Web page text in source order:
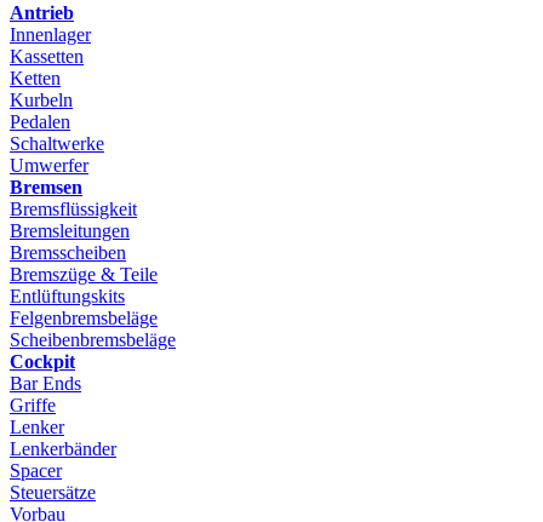
Antrieb
Innenlager
Kassetten
Ketten
Kurbeln
Pedalen
Schaltwerke
Umwerfer
Bremsen
Bremsflüssigkeit
Bremsleitungen
Bremsscheiben
Bremszüge & Teile
Entlüftungskits
Felgenbremsbeläge
Scheibenbremsbeläge
Cockpit
Bar Ends
Griffe
Lenker
Lenkerbänder
Spacer
Steuersätze
Vorbau